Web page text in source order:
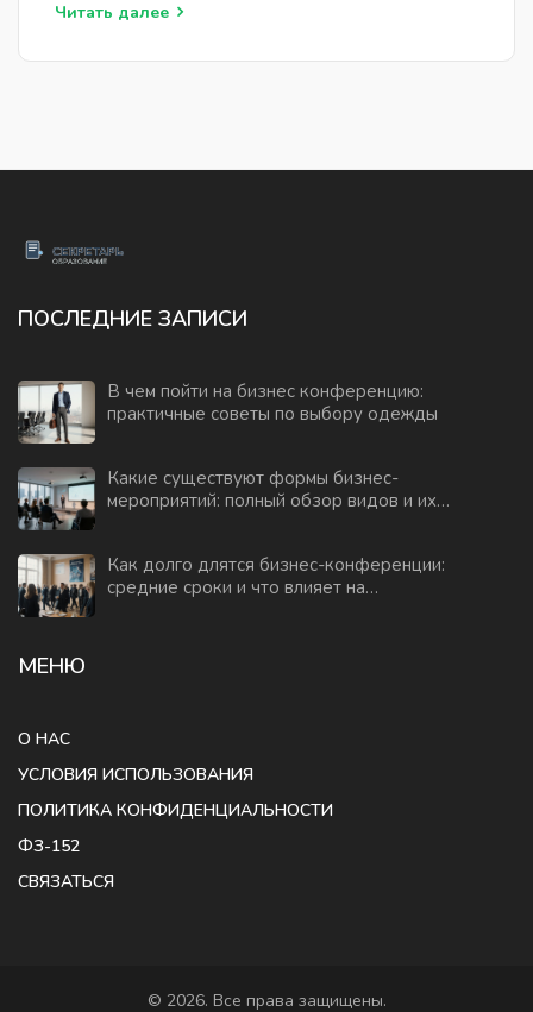
Читать далее
ПОСЛЕДНИЕ ЗАПИСИ
В чем пойти на бизнес конференцию:
практичные советы по выбору одежды
Какие существуют формы бизнес-
мероприятий: полный обзор видов и их
Как долго длятся бизнес-конференции:
средние сроки и что влияет на
МЕНЮ
О НАС
УСЛОВИЯ ИСПОЛЬЗОВАНИЯ
ПОЛИТИКА КОНФИДЕНЦИАЛЬНОСТИ
ФЗ-152
СВЯЗАТЬСЯ
© 2026. Все права защищены.